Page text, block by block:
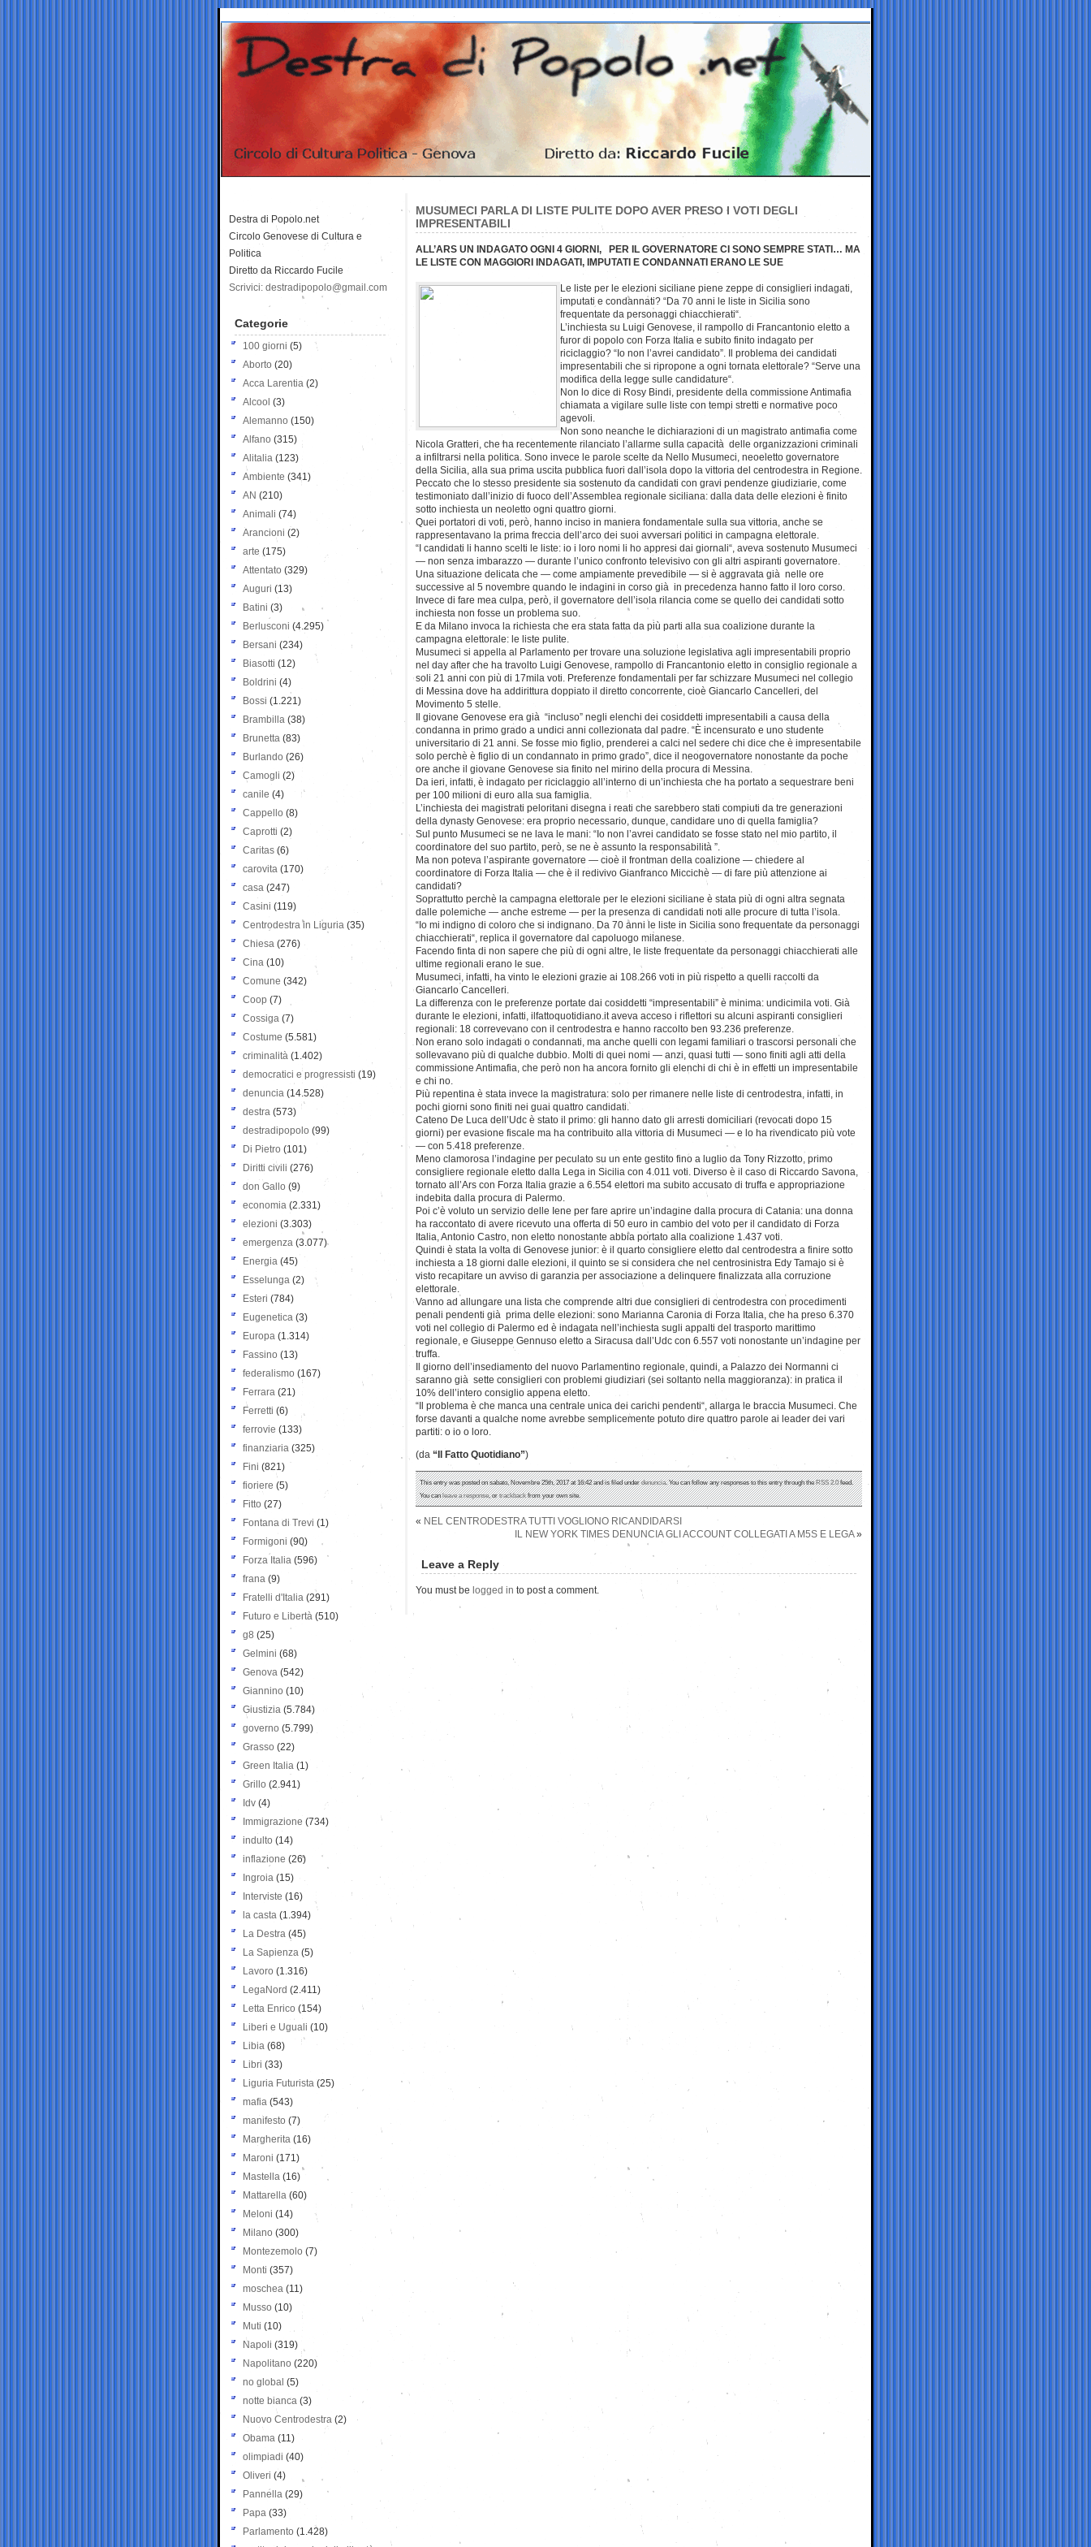
MUSUMECI PARLA DI LISTE PULITE DOPO AVER PRESO I VOTI DEGLI
IMPRESENTABILI
ALL’ARS UN INDAGATO OGNI 4 GIORNI, PER IL GOVERNATORE CI SONO SEMPRE STATI… MA
LE LISTE CON MAGGIORI INDAGATI, IMPUTATI E CONDANNATI ERANO LE SUE
Le liste per le elezioni siciliane piene zeppe di consiglieri indagati,
imputati e condannati? “Da 70 anni le liste in Sicilia sono
frequentate da personaggi chiacchierati“.
L’inchiesta su Luigi Genovese, il rampollo di Francantonio eletto a
furor di popolo con Forza Italia e subito finito indagato per
riciclaggio? “Io non l’avrei candidato”. Il problema dei candidati
impresentabili che si ripropone a ogni tornata elettorale? “Serve una
modifica della legge sulle candidature“.
Non lo dice di Rosy Bindi, presidente della commissione Antimafia
chiamata a vigilare sulle liste con tempi stretti e normative poco
agevoli.
Non sono neanche le dichiarazioni di un magistrato antimafia come
Nicola Gratteri, che ha recentemente rilanciato l’allarme sulla capacità delle organizzazioni criminali
a infiltrarsi nella politica. Sono invece le parole scelte da Nello Musumeci, neoeletto governatore
della Sicilia, alla sua prima uscita pubblica fuori dall’isola dopo la vittoria del centrodestra in Regione.
Peccato che lo stesso presidente sia sostenuto da candidati con gravi pendenze giudiziarie, come
testimoniato dall’inizio di fuoco dell’Assemblea regionale siciliana: dalla data delle elezioni è finito
sotto inchiesta un neoletto ogni quattro giorni.
Quei portatori di voti, però, hanno inciso in maniera fondamentale sulla sua vittoria, anche se
rappresentavano la prima freccia dell’arco dei suoi avversari politici in campagna elettorale.
“I candidati li hanno scelti le liste: io i loro nomi li ho appresi dai giornali“, aveva sostenuto Musumeci
— non senza imbarazzo — durante l’unico confronto televisivo con gli altri aspiranti governatore.
Una situazione delicata che — come ampiamente prevedibile — si è aggravata già nelle ore
successive al 5 novembre quando le indagini in corso già in precedenza hanno fatto il loro corso.
Invece di fare mea culpa, però, il governatore dell’isola rilancia come se quello dei candidati sotto
inchiesta non fosse un problema suo.
E da Milano invoca la richiesta che era stata fatta da più parti alla sua coalizione durante la
campagna elettorale: le liste pulite.
Musumeci si appella al Parlamento per trovare una soluzione legislativa agli impresentabili proprio
nel day after che ha travolto Luigi Genovese, rampollo di Francantonio eletto in consiglio regionale a
soli 21 anni con più di 17mila voti. Preferenze fondamentali per far schizzare Musumeci nel collegio
di Messina dove ha addirittura doppiato il diretto concorrente, cioè Giancarlo Cancelleri, del
Movimento 5 stelle.
Il giovane Genovese era già “incluso” negli elenchi dei cosiddetti impresentabili a causa della
condanna in primo grado a undici anni collezionata dal padre. “È incensurato e uno studente
universitario di 21 anni. Se fosse mio figlio, prenderei a calci nel sedere chi dice che è impresentabile
solo perchè è figlio di un condannato in primo grado”, dice il neogovernatore nonostante da poche
ore anche il giovane Genovese sia finito nel mirino della procura di Messina.
Da ieri, infatti, è indagato per riciclaggio all’interno di un’inchiesta che ha portato a sequestrare beni
per 100 milioni di euro alla sua famiglia.
L’inchiesta dei magistrati peloritani disegna i reati che sarebbero stati compiuti da tre generazioni
della dynasty Genovese: era proprio necessario, dunque, candidare uno di quella famiglia?
Sul punto Musumeci se ne lava le mani: “Io non l’avrei candidato se fosse stato nel mio partito, il
coordinatore del suo partito, però, se ne è assunto la responsabilità ”.
Ma non poteva l’aspirante governatore — cioè il frontman della coalizione — chiedere al
coordinatore di Forza Italia — che è il redivivo Gianfranco Miccichè — di fare più attenzione ai
candidati?
Soprattutto perchè la campagna elettorale per le elezioni siciliane è stata più di ogni altra segnata
dalle polemiche — anche estreme — per la presenza di candidati noti alle procure di tutta l’isola.
“Io mi indigno di coloro che si indignano. Da 70 anni le liste in Sicilia sono frequentate da personaggi
chiacchierati“, replica il governatore dal capoluogo milanese.
Facendo finta di non sapere che più di ogni altre, le liste frequentate da personaggi chiacchierati alle
ultime regionali erano le sue.
Musumeci, infatti, ha vinto le elezioni grazie ai 108.266 voti in più rispetto a quelli raccolti da
Giancarlo Cancelleri.
La differenza con le preferenze portate dai cosiddetti “impresentabili” è minima: undicimila voti. Già
durante le elezioni, infatti, ilfattoquotidiano.it aveva acceso i riflettori su alcuni aspiranti consiglieri
regionali: 18 correvevano con il centrodestra e hanno raccolto ben 93.236 preferenze.
Non erano solo indagati o condannati, ma anche quelli con legami familiari o trascorsi personali che
sollevavano più di qualche dubbio. Molti di quei nomi — anzi, quasi tutti — sono finiti agli atti della
commissione Antimafia, che però non ha ancora fornito gli elenchi di chi è in effetti un impresentabile
e chi no.
Più repentina è stata invece la magistratura: solo per rimanere nelle liste di centrodestra, infatti, in
pochi giorni sono finiti nei guai quattro candidati.
Cateno De Luca dell’Udc è stato il primo: gli hanno dato gli arresti domiciliari (revocati dopo 15
giorni) per evasione fiscale ma ha contribuito alla vittoria di Musumeci — e lo ha rivendicato più vote
— con 5.418 preferenze.
Meno clamorosa l’indagine per peculato su un ente gestito fino a luglio da Tony Rizzotto, primo
consigliere regionale eletto dalla Lega in Sicilia con 4.011 voti. Diverso è il caso di Riccardo Savona,
tornato all’Ars con Forza Italia grazie a 6.554 elettori ma subito accusato di truffa e appropriazione
indebita dalla procura di Palermo.
Poi c’è voluto un servizio delle Iene per fare aprire un’indagine dalla procura di Catania: una donna
ha raccontato di avere ricevuto una offerta di 50 euro in cambio del voto per il candidato di Forza
Italia, Antonio Castro, non eletto nonostante abbia portato alla coalizione 1.437 voti.
Quindi è stata la volta di Genovese junior: è il quarto consigliere eletto dal centrodestra a finire sotto
inchiesta a 18 giorni dalle elezioni, il quinto se si considera che nel centrosinistra Edy Tamajo si è
visto recapitare un avviso di garanzia per associazione a delinquere finalizzata alla corruzione
elettorale.
Vanno ad allungare una lista che comprende altri due consiglieri di centrodestra con procedimenti
penali pendenti già prima delle elezioni: sono Marianna Caronia di Forza Italia, che ha preso 6.370
voti nel collegio di Palermo ed è indagata nell’inchiesta sugli appalti del trasporto marittimo
regionale, e Giuseppe Gennuso eletto a Siracusa dall’Udc con 6.557 voti nonostante un’indagine per
truffa.
Il giorno dell’insediamento del nuovo Parlamentino regionale, quindi, a Palazzo dei Normanni ci
saranno già sette consiglieri con problemi giudiziari (sei soltanto nella maggioranza): in pratica il
10% dell’intero consiglio appena eletto.
“Il problema è che manca una centrale unica dei carichi pendenti“, allarga le braccia Musumeci. Che
forse davanti a qualche nome avrebbe semplicemente potuto dire quattro parole ai leader dei vari
partiti: o io o loro.
(da “Il Fatto Quotidiano”)
This entry was posted on sabato, Novembre 25th, 2017 at 16:42 and is filed underdenuncia. You can follow any responses to this entry through theRSS 2.0feed.
You canleave a response, ortrackbackfrom your own site.
« NEL CENTRODESTRA TUTTI VOGLIONO RICANDIDARSI
IL NEW YORK TIMES DENUNCIA GLI ACCOUNT COLLEGATI A M5S E LEGA»
Leave a Reply
You must be logged in to post a comment.
Destra di Popolo.net
Circolo Genovese di Cultura e
Politica
Diretto da Riccardo Fucile
Scrivici: destradipopolo@gmail.com
Categorie
100 giorni (5)
Aborto (20)
Acca Larentia (2)
Alcool (3)
Alemanno (150)
Alfano (315)
Alitalia (123)
Ambiente (341)
AN (210)
Animali (74)
Arancioni (2)
arte (175)
Attentato (329)
Auguri (13)
Batini (3)
Berlusconi (4.295)
Bersani (234)
Biasotti (12)
Boldrini (4)
Bossi (1.221)
Brambilla (38)
Brunetta (83)
Burlando (26)
Camogli (2)
canile (4)
Cappello (8)
Caprotti (2)
Caritas (6)
carovita (170)
casa (247)
Casini (119)
Centrodestra in Liguria (35)
Chiesa (276)
Cina (10)
Comune (342)
Coop (7)
Cossiga (7)
Costume (5.581)
criminalità (1.402)
democratici e progressisti (19)
denuncia (14.528)
destra (573)
destradipopolo (99)
Di Pietro (101)
Diritti civili (276)
don Gallo (9)
economia (2.331)
elezioni (3.303)
emergenza (3.077)
Energia (45)
Esselunga (2)
Esteri (784)
Eugenetica (3)
Europa (1.314)
Fassino (13)
federalismo (167)
Ferrara (21)
Ferretti (6)
ferrovie (133)
finanziaria (325)
Fini (821)
fioriere (5)
Fitto (27)
Fontana di Trevi (1)
Formigoni (90)
Forza Italia (596)
frana (9)
Fratelli d'Italia (291)
Futuro e Libertà (510)
g8 (25)
Gelmini (68)
Genova (542)
Giannino (10)
Giustizia (5.784)
governo (5.799)
Grasso (22)
Green Italia (1)
Grillo (2.941)
Idv (4)
Immigrazione (734)
indulto (14)
inflazione (26)
Ingroia (15)
Interviste (16)
la casta (1.394)
La Destra (45)
La Sapienza (5)
Lavoro (1.316)
LegaNord (2.411)
Letta Enrico (154)
Liberi e Uguali (10)
Libia (68)
Libri (33)
Liguria Futurista (25)
mafia (543)
manifesto (7)
Margherita (16)
Maroni (171)
Mastella (16)
Mattarella (60)
Meloni (14)
Milano (300)
Montezemolo (7)
Monti (357)
moschea (11)
Musso (10)
Muti (10)
Napoli (319)
Napolitano (220)
no global (5)
notte bianca (3)
Nuovo Centrodestra (2)
Obama (11)
olimpiadi (40)
Oliveri (4)
Pannella (29)
Papa (33)
Parlamento (1.428)